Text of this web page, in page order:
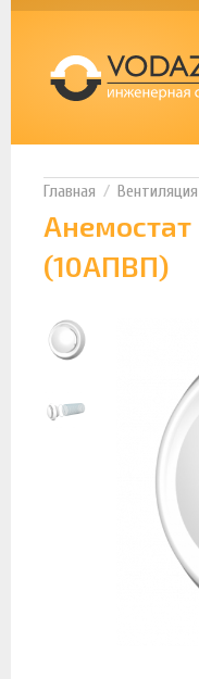
Вентиляция
Анемостат
(10АПВП)